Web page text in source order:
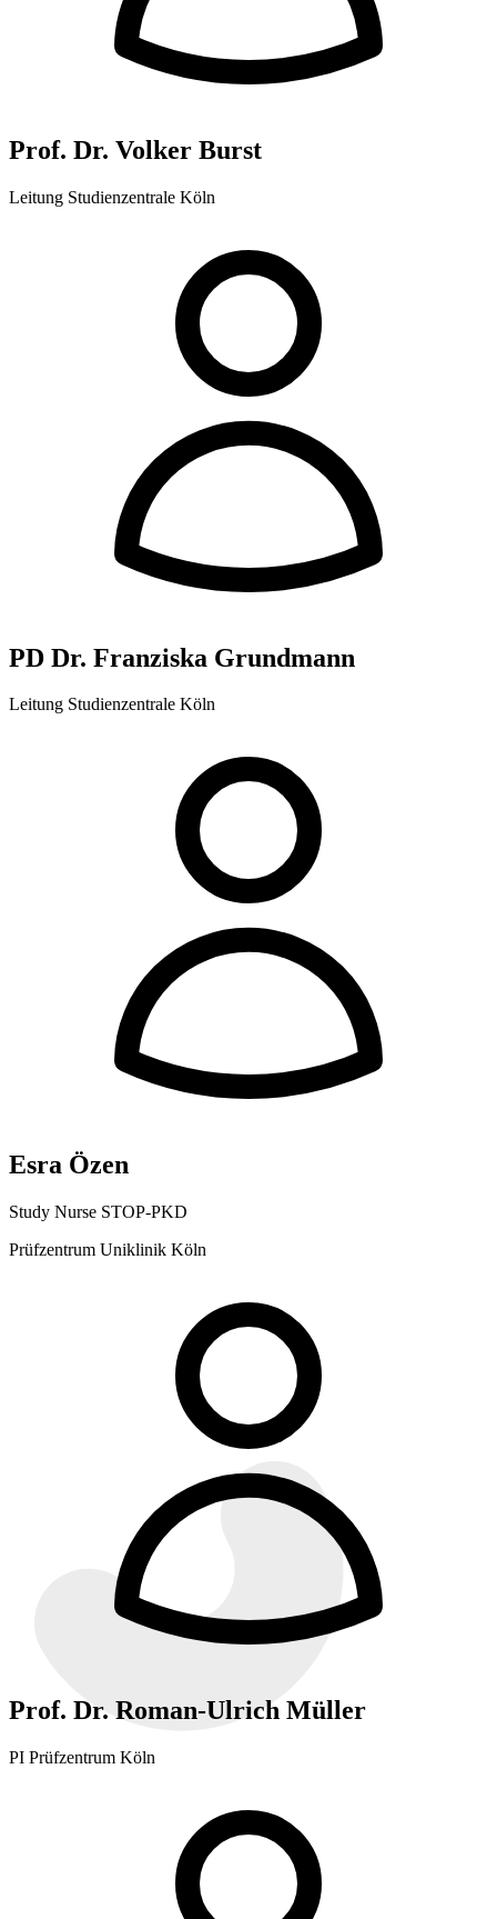
Prof. Dr. Volker Burst
Leitung Studienzentrale Köln
PD Dr. Franziska Grundmann
Leitung Studienzentrale Köln
Esra Özen
Study Nurse STOP-PKD
Prüfzentrum Uniklinik Köln
Prof. Dr. Roman-Ulrich Müller
PI Prüfzentrum Köln